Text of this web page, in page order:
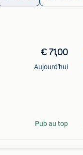
€ 71,00
Aujourd'hui
Pub au top